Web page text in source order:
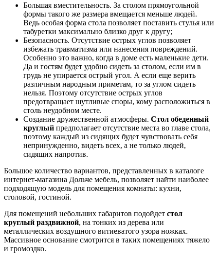
Большая вместительность. За столом прямоугольной
формы такого же размера вмещается меньше людей.
Ведь особая форма стола позволяет поставить стулья или
табуретки максимально близко друг к другу;
Безопасность. Отсутствие острых углов позволяет
избежать травматизма или нанесения повреждений.
Особенно это важно, когда в доме есть маленькие дети.
Да и гостям будет удобно сидеть за столом, если им в
грудь не упирается острый угол. А если еще верить
различным народным приметам, то за углом сидеть
нельзя. Поэтому отсутствие острых углов
предотвращает шутливые споры, кому расположиться в
столь неудобном месте.
Создание дружественной атмосферы. Стол обеденный
круглый предполагает отсутствие места во главе стола,
поэтому каждый из сидящих будет чувствовать себя
непринужденно, видеть всех, а не только людей,
сидящих напротив.
Большое количество вариантов, представленных в каталоге
интернет-магазина Дольче мебель, позволяет найти наиболее
подходящую модель для помещения комнаты: кухни,
столовой, гостиной.
Для помещений небольших габаритов подойдет стол
круглый раздвижной, на тонких из дерева или
металлических воздушного витиеватого узора ножках.
Массивное основание смотрится в таких помещениях тяжело
и громоздко.